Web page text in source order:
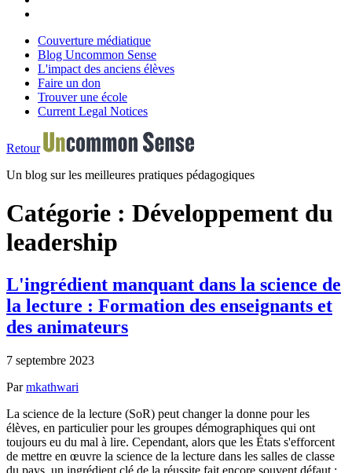
Couverture médiatique
Blog Uncommon Sense
L'impact des anciens élèves
Faire un don
Trouver une école
Current Legal Notices
Retour
Un blog sur les meilleures pratiques pédagogiques
Catégorie : Développement du
leadership
L'ingrédient manquant dans la science de
la lecture : Formation des enseignants et
des animateurs
7 septembre 2023
Parmkathwari
La science de la lecture (SoR) peut changer la donne pour les
élèves, en particulier pour les groupes démographiques qui ont
toujours eu du mal à lire. Cependant, alors que les États s'efforcent
de mettre en œuvre la science de la lecture dans les salles de classe
du pays, un ingrédient clé de la réussite fait encore souvent défaut :